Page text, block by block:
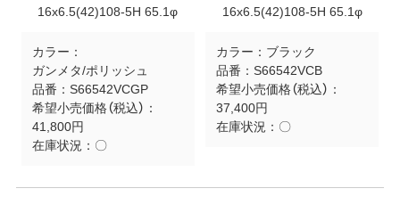
16x6.5(42)108-5H 65.1φ
カラー：
ガンメタ/ポリッシュ
品番： S66542VCGP
希望小売価格（税込）：
41,800円
在庫状況： 〇
16x6.5(42)108-5H 65.1φ
カラー： ブラック
品番： S66542VCB
希望小売価格（税込）：
37,400円
在庫状況： 〇